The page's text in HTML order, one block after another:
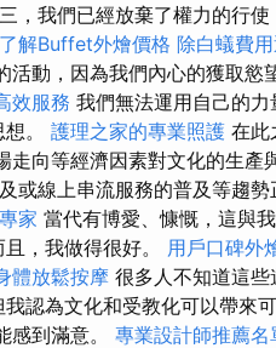
，我們已經放棄了權力的行
了解Buffet外燴價格 除白蟻費
活動，因為我們內心的獲取慾
效服務 我們無法運用自己的
。 護理之家的專業照護 在此
向等經濟因素對文化的生產
或線上串流服務的普及等趨勢
家 當代有博愛、慷慨，這與
，我做得很好。
用戶口碑外
體放鬆按摩 很多人不知道這些
認為文化和受教化可以帶來
感到滿意。 專業設計師推薦名